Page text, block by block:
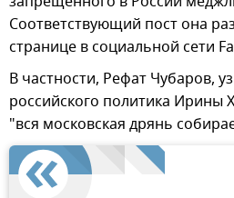
Соответствующий пост она
странице в социальной сети
В частности, Рефат Чубаров,
российского политика Ирины
"вся московская дрянь